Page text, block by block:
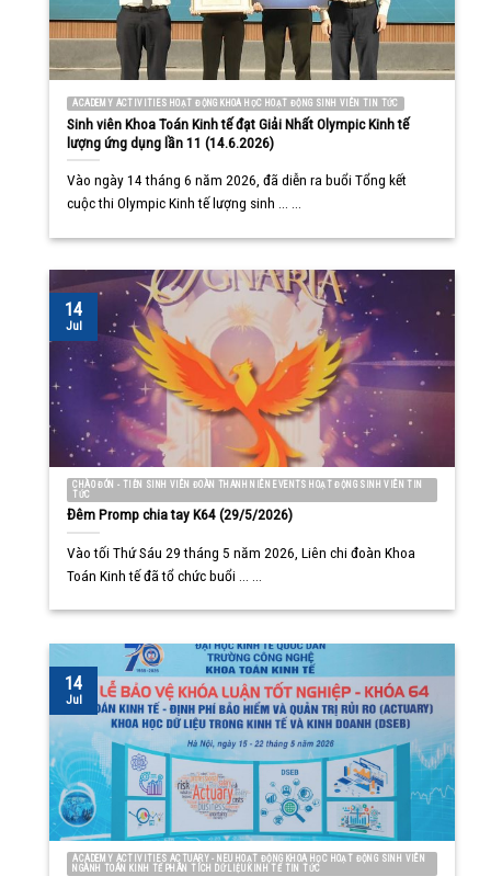
ACADEMY ACTIVITIES HOẠT ĐỘNG KHOA HỌC HOẠT ĐỘNG SINH VIÊN TIN TỨC
Sinh viên Khoa Toán Kinh tế đạt Giải Nhất Olympic Kinh tế
lượng ứng dụng lần 11 (14.6.2026)
Vào ngày 14 tháng 6 năm 2026, đã diễn ra buổi Tổng kết
cuộc thi Olympic Kinh tế lượng sinh ... ...
CHÀO ĐÓN - TIỄN SINH VIÊN ĐOÀN THANH NIÊN EVENTS HOẠT ĐỘNG SINH VIÊN TIN
TỨC
Đêm Promp chia tay K64 (29/5/2026)
Vào tối Thứ Sáu 29 tháng 5 năm 2026, Liên chi đoàn Khoa
Toán Kinh tế đã tổ chức buổi ... ...
14
Jul
ACADEMY ACTIVITIES ACTUARY - NEU HOẠT ĐỘNG KHOA HỌC HOẠT ĐỘNG SINH VIÊN
NGÀNH TOÁN KINH TẾ PHÂN TÍCH DỮ LIỆU KINH TẾ TIN TỨC
14
Jul